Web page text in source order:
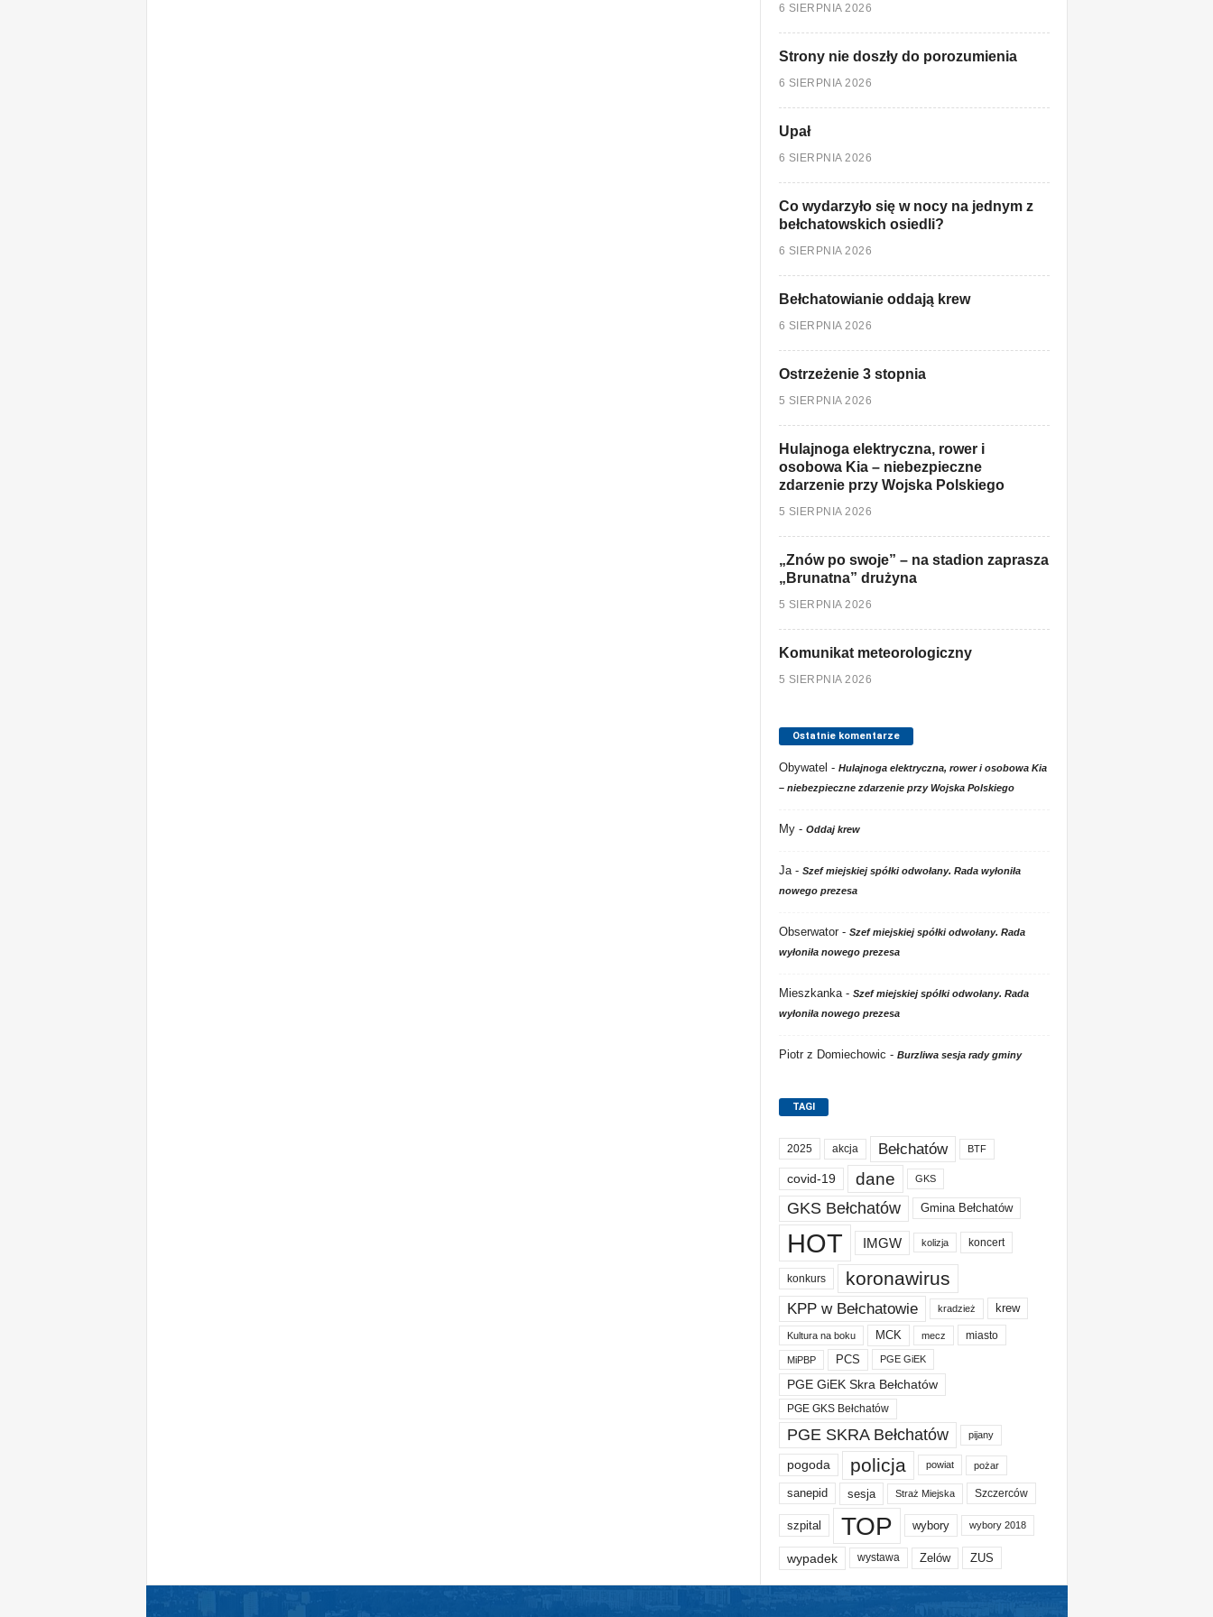
6 SIERPNIA 2026
Strony nie doszły do porozumienia
6 SIERPNIA 2026
Upał
6 SIERPNIA 2026
Co wydarzyło się w nocy na jednym z
bełchatowskich osiedli?
6 SIERPNIA 2026
Bełchatowianie oddają krew
6 SIERPNIA 2026
Ostrzeżenie 3 stopnia
5 SIERPNIA 2026
Hulajnoga elektryczna, rower i
osobowa Kia – niebezpieczne
zdarzenie przy Wojska Polskiego
5 SIERPNIA 2026
„Znów po swoje” – na stadion zaprasza
„Brunatna” drużyna
5 SIERPNIA 2026
Komunikat meteorologiczny
5 SIERPNIA 2026
Ostatnie komentarze
Obywatel - Hulajnoga elektryczna, rower i osobowa Kia
– niebezpieczne zdarzenie przy Wojska Polskiego
My- Oddaj krew
Ja- Szef miejskiej spółki odwołany. Rada wyłoniła
nowego prezesa
Obserwator- Szef miejskiej spółki odwołany. Rada
wyłoniła nowego prezesa
Mieszkanka- Szef miejskiej spółki odwołany. Rada
wyłoniła nowego prezesa
Piotr z Domiechowic - Burzliwa sesja rady gminy
TAGI
2025 akcja Bełchatów BTF
covid-19 dane GKS
GKS Bełchatów Gmina Bełchatów
HOT IMGW kolizja koncert
konkurs koronawirus
KPP w Bełchatowie kradzież krew
Kultura na boku MCK mecz miasto
MiPBP PCS PGE GiEK
PGE GiEK Skra Bełchatów
PGE GKS Bełchatów
PGE SKRA Bełchatów pijany
pogoda policja powiat pożar
sanepid sesja Straż Miejska Szczerców
szpital TOP wybory wybory 2018
wypadek wystawa Zelów ZUS